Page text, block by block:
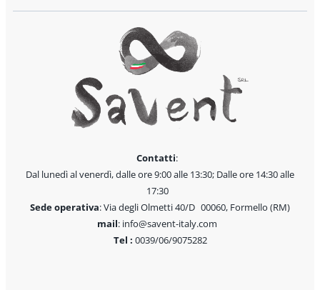
Contatti:
Dal lunedì al venerdì, dalle ore 9:00 alle 13:30; Dalle ore 14:30 alle
17:30
Sede operativa: Via degli Olmetti 40/D 00060, Formello (RM)
mail: info@savent-italy.com
Tel : 0039/06/9075282